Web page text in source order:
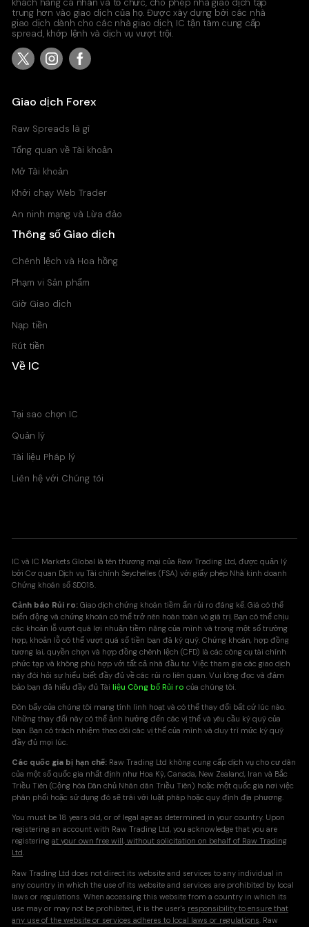
USDJPY
United States Dollar vs Japanese Yen
0
trung hơn vào giao dịch của họ. Được xây dựng bởi các nhà
giao dịch dành cho các nhà giao dịch, IC tận tâm cung cấp
spread, khớp lệnh và dịch vụ vượt trội.
Giao dịch Forex
Raw Spreads là gì
Tổng quan về Tài khoản
Mở Tài khoản
Khởi chạy Web Trader
An ninh mạng và Lừa đảo
Thông số Giao dịch
Chênh lệch và Hoa hồng
Phạm vi Sản phẩm
Giờ Giao dịch
Nạp tiền
Rút tiền
Về IC
Tại sao chọn IC
Quản lý
Tài liệu Pháp lý
Liên hệ với Chúng tôi
IC và IC Markets Global là tên thương mại của Raw Trading Ltd, được quản lý
bởi Cơ quan Dịch vụ Tài chính Seychelles (FSA) với giấy phép Nhà kinh doanh
Chứng khoán số SD018.
Cảnh báo Rủi ro: Giao dịch chứng khoán tiềm ẩn rủi ro đáng kể. Giá có thể
biến động và chứng khoán có thể trở nên hoàn toàn vô giá trị. Bạn có thể chịu
các khoản lỗ vượt quá lợi nhuận tiềm năng của mình và trong một số trường
hợp, khoản lỗ có thể vượt quá số tiền bạn đã ký quỹ. Chứng khoán, hợp đồng
tương lai, quyền chọn và hợp đồng chênh lệch (CFD) là các công cụ tài chính
phức tạp và không phù hợp với tất cả nhà đầu tư. Việc tham gia các giao dịch
này đòi hỏi sự hiểu biết đầy đủ về các rủi ro liên quan. Vui lòng đọc và đảm
bảo bạn đã hiểu đầy đủ Tàiliệu Công bố Rủi ro của chúng tôi.
Đòn bẩy của chúng tôi mang tính linh hoạt và có thể thay đổi bất cứ lúc nào.
Những thay đổi này có thể ảnh hưởng đến các vị thế và yêu cầu ký quỹ của
bạn. Bạn có trách nhiệm theo dõi các vị thế của mình và duy trì mức ký quỹ
đầy đủ mọi lúc.
Các quốc gia bị hạn chế: Raw Trading Ltd không cung cấp dịch vụ cho cư dân
của một số quốc gia nhất định như Hoa Kỳ, Canada, New Zealand, Iran và Bắc
Triều Tiên (Cộng hòa Dân chủ Nhân dân Triều Tiên) hoặc một quốc gia nơi việc
phân phối hoặc sử dụng đó sẽ trái với luật pháp hoặc quy định địa phương.
You must be 18 years old, or of legal age as determined in your country. Upon
registering an account with Raw Trading Ltd, you acknowledge that you are
registeringat your own free will, without solicitation on behalf of Raw Trading
Ltd.
Raw Trading Ltd does not direct its website and services to any individual in
any country in which the use of its website and services are prohibited by local
laws or regulations. When accessing this website from a country in which its
use may or may not be prohibited, it is the user's responsibility to ensure that
any use of the website or services adheres to local laws or regulations. Raw